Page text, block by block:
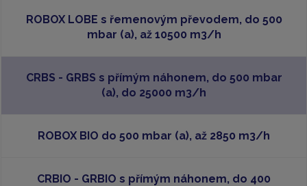
ROBOX LOBE s řemenovým převodem, do 500
mbar (a), až 10500 m3/h
CRBS - GRBS s přímým náhonem, do 500 mbar
(a), do 25000 m3/h
ROBOX BIO do 500 mbar (a), až 2850 m3/h
CRBIO - GRBIO s přímým náhonem, do 400